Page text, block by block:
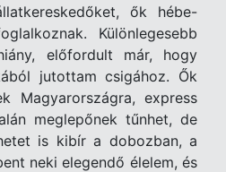
ők hébe-
Különlegesebb
előfordult már, hogy
jutottam csigához. Ők
Magyarországra, express
meglepőnek tűnhet, de
is kibír a dobozban, a
neki elegendő élelem, és